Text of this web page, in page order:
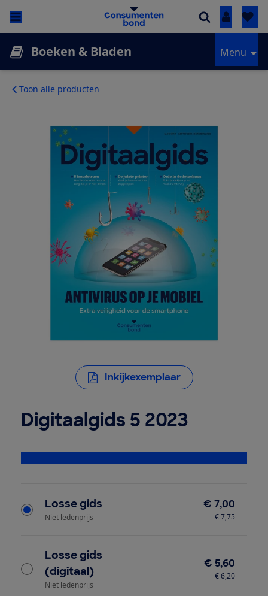
Inloggen
Boeken & Bladen Menu
Toon alle producten
Inkijkexemplaar
Digitaalgids 5 2023
Losse gids
Niet ledenprijs
€ 7,00
€ 7,75
Losse gids
(digitaal)
Niet ledenprijs
€ 5,60
€ 6,20